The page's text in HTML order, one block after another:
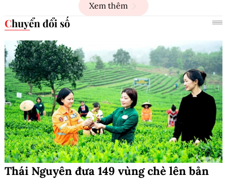
Xem thêm
Chuyển đổi số
Thái Nguyên đưa 149 vùng chè lên bản